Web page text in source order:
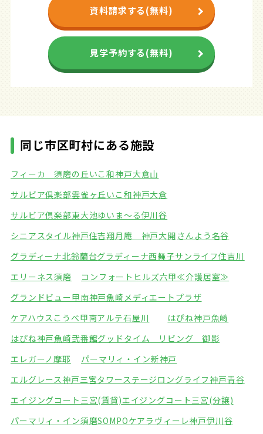
資料請求する(無料)
見学予約する(無料)
同じ市区町村にある施設
フィーカ 須磨の丘いこ和神戸大倉山
サルビア倶楽部雲雀ヶ丘いこ和神戸大倉
サルビア倶楽部東大池ゆいま～る伊川谷
シニアスタイル神戸住吉翔月庵 神戸大開 さんよう名谷
グラディーナ北鈴蘭台グラディーナ西舞子サンライフ住吉川
エリーネス須磨
コンフォートヒルズ六甲≪介護居室≫
グランドビュー甲南神戸魚崎メディエートプラザ
ケアハウスこうべ甲南アルテ石屋川
はぴね神戸魚崎
はぴね神戸魚崎弐番館グッドタイム リビング 御影
エレガーノ摩耶
パーマリィ・イン新神戸
エルグレース神戸三宮タワーステージロングライフ神戸青谷
エイジングコート三宮(賃貸)エイジングコート三宮(分譲)
パーマリィ・イン須磨SOMPOケアラヴィーレ神戸伊川谷